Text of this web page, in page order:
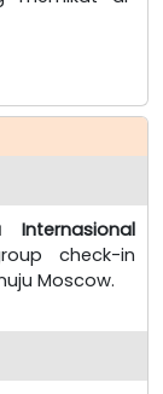
check-in
Moscow.